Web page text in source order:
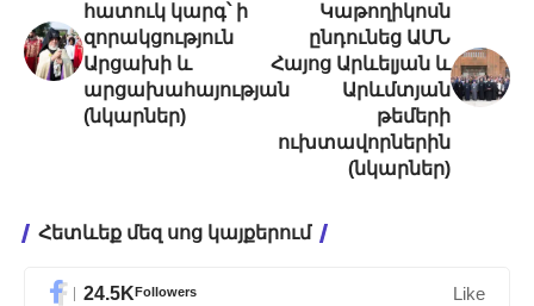
հատուկ կարգ՝ ի
զորակցություն
Արցախի և
արցախահայության
(նկարներ)
Կաթողիկոսն
ընդունեց ԱՄՆ
Հայոց Արևելյան և
Արևմտյան
թեմերի
ուխտավորներին
(նկարներ)
Հետևեք մեզ սոց կայքերում
24.5KFollowers Like